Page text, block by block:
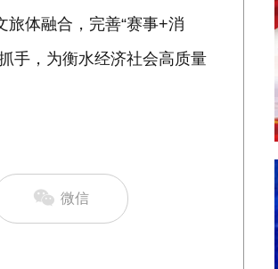
体融合，完善“赛事+消
手，为衡水经济社会高质量
微信